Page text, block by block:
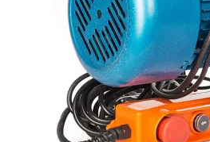
Почтовые ящики
Опломбирование и опечатывание
Системы хранения